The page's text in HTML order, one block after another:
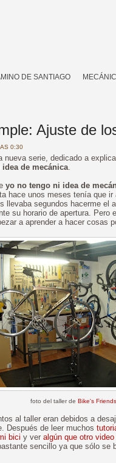
DE SANTIAGO
Ajuste de
0:30
nueva serie, dedicado a
de mecánica.
yo no tengo ni idea de
hace unos meses tenía que
llevaba segundos hacerme el
su horario de apertura. Pero
a aprender a hacer cosas
foto del taller de Bike's Friends
al taller eran debidos a
Después de leer muchos
bici y ver algún que otro
sencillo ya que sólo se